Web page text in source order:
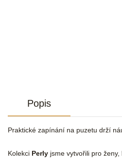
Popis
Praktické zapínání na puzetu drží
Kolekci Perly jsme vytvořili pro